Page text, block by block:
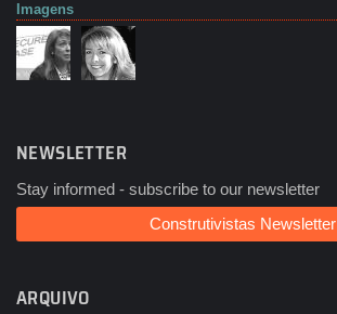
Imagens
NEWSLETTER
Stay informed - subscribe to our newsletter
Construtivistas Newsletter
ARQUIVO